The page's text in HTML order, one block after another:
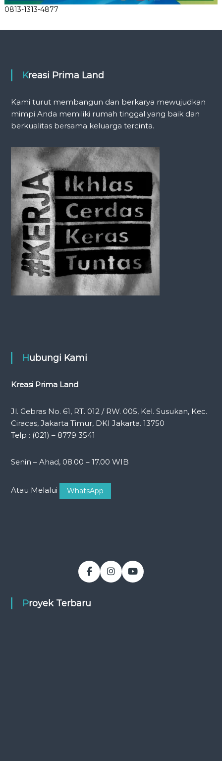
0813-1313-4877
Kreasi Prima Land
Kami turut membangun dan berkarya mewujudkan
mimpi Anda memiliki rumah tinggal yang baik dan
berkualitas bersama keluarga tercinta.
Hubungi Kami
Kreasi Prima Land
Jl. Gebras No. 61, RT. 012 / RW. 005, Kel. Susukan, Kec.
Ciracas, Jakarta Timur, DKI Jakarta. 13750
Telp : (021) – 8779 3541
Senin – Ahad, 08.00 – 17.00 WIB
Atau Melalui WhatsApp
Proyek Terbaru